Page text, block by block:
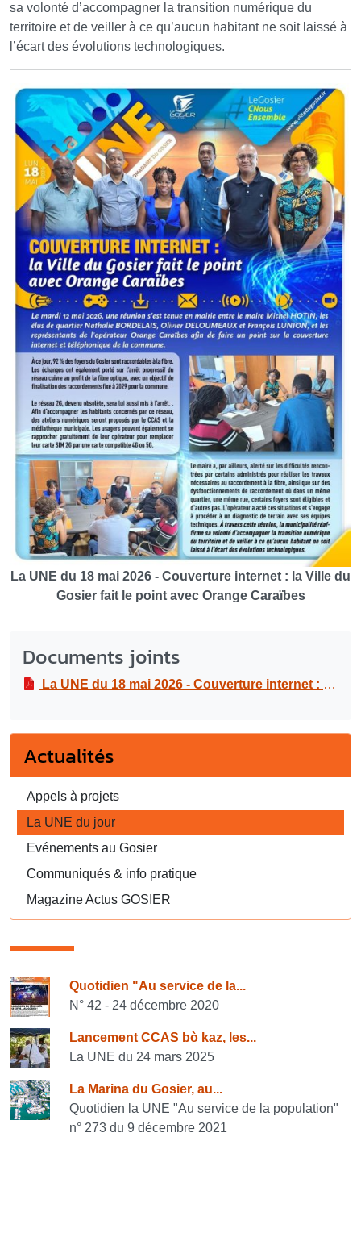
sa volonté d’accompagner la transition numérique du
territoire et de veiller à ce qu’aucun habitant ne soit laissé à
l’écart des évolutions technologiques.
La UNE du 18 mai 2026 - Couverture internet : la Ville du
Gosier fait le point avec Orange Caraïbes
Documents joints
La UNE du 18 mai 2026 - Couverture internet : la Ville du Gosier fait le point avec Orange Caraïbes
Actualités
Appels à projets
La UNE du jour
Evénements au Gosier
Communiqués & info pratique
Magazine Actus GOSIER
Consulter également
Quotidien "Au service de la...
N° 42 - 24 décembre 2020
Lancement CCAS bò kaz, les...
La UNE du 24 mars 2025
La Marina du Gosier, au...
Quotidien la UNE "Au service de la population"
n° 273 du 9 décembre 2021